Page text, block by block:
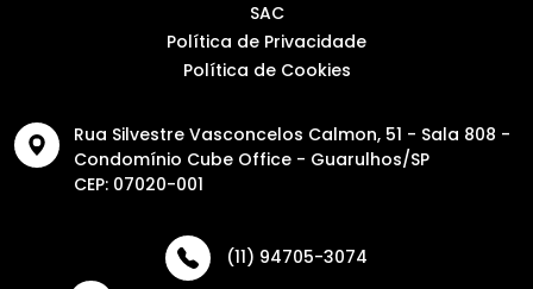
SAC
Política de Privacidade
Política de Cookies
Rua Silvestre Vasconcelos Calmon, 51 - Sala 808 -
Condomínio Cube Office - Guarulhos/SP
CEP: 07020-001
(11) 94705-3074